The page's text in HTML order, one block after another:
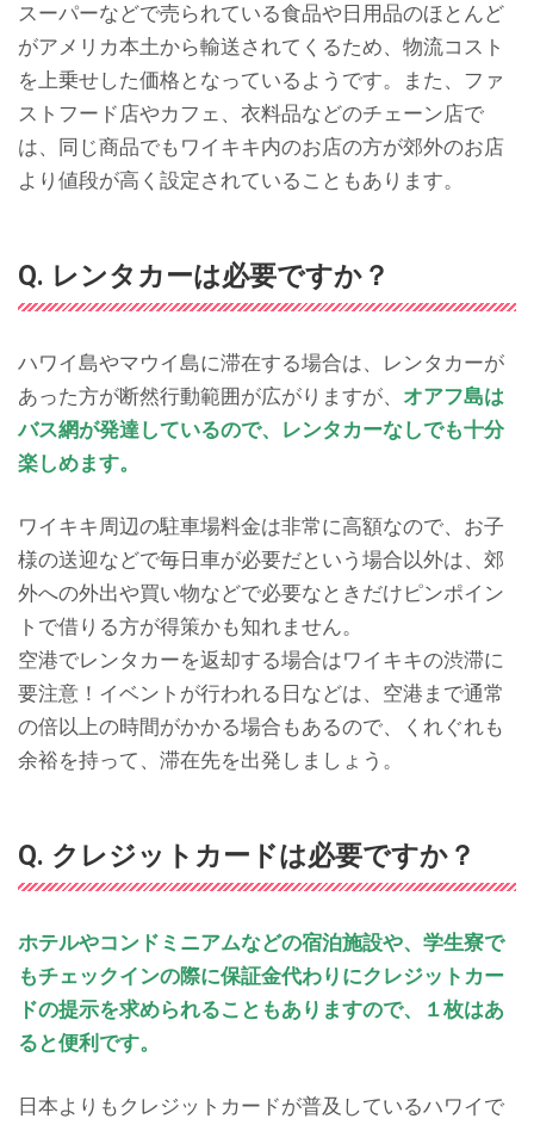
スーパーなどで売られている食品や日用品のほとんど
がアメリカ本土から輸送されてくるため、物流コスト
を上乗せした価格となっているようです。また、ファ
ストフード店やカフェ、衣料品などのチェーン店で
は、同じ商品でもワイキキ内のお店の方が郊外のお店
より値段が高く設定されていることもあります。
Q. レンタカーは必要ですか？
ハワイ島やマウイ島に滞在する場合は、レンタカーが
あった方が断然行動範囲が広がりますが、 オアフ島は
バス網が発達しているので、レンタカーなしでも十分
楽しめます。
ワイキキ周辺の駐車場料金は非常に高額なので、お子
様の送迎などで毎日車が必要だという場合以外は、郊
外への外出や買い物などで必要なときだけピンポイン
トで借りる方が得策かも知れません。
空港でレンタカーを返却する場合はワイキキの渋滞に
要注意！イベントが行われる日などは、空港まで通常
の倍以上の時間がかかる場合もあるので、くれぐれも
余裕を持って、滞在先を出発しましょう。
Q. クレジットカードは必要ですか？
ホテルやコンドミニアムなどの宿泊施設や、学生寮で
もチェックインの際に保証金代わりにクレジットカー
ドの提示を求められることもありますので、１枚はあ
ると便利です。
日本よりもクレジットカードが普及しているハワイで